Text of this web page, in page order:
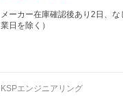
メーカー在庫確認後あり2日、
業日を除く）
KSPエンジニアリング